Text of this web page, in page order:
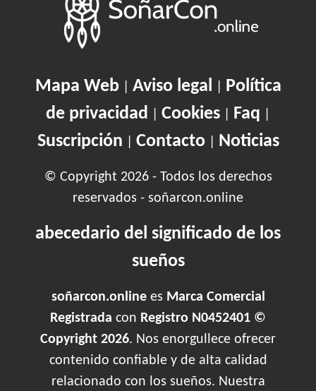
Mapa Web| Aviso legal
Política
de privacidad
Cookies Faq
Suscripción Contacto| Noticias
© Copyright 2026 - Todos los derechos
reservados - soñarcon.online
abecedario del significado de los
sueños
soñarcon.onlinees Marca Comercial
Registrada con Registro N0452401 ©
Copyright 2026. Nos enorgullece ofrecer
contenido confiable y de alta calidad
relacionado con los sueños. Nuestra